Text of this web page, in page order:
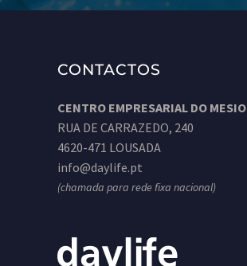
CONTACTOS
CENTRO EMPRESARIAL DO MESIO
RUA DE CARRAZEDO, 240
4620-471 LOUSADA
info@daylife.pt
(chamada para rede fixa nacional)